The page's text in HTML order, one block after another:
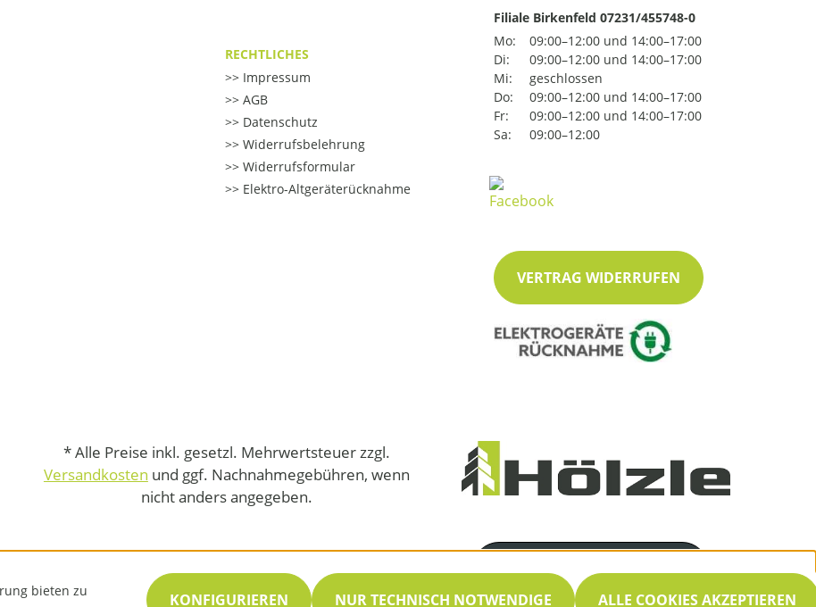
RECHTLICHES
Impressum
AGB
Datenschutz
Widerrufsbelehrung
Widerrufsformular
Elektro-Altgeräterücknahme
Filiale Birkenfeld 07231/455748-0
Mo:
09:00–12:00 und 14:00–17:00
Di:
09:00–12:00 und 14:00–17:00
Mi:
geschlossen
Do:
09:00–12:00 und 14:00–17:00
Fr:
09:00–12:00 und 14:00–17:00
Sa:
09:00–12:00
VERTRAG WIDERRUFEN
* Alle Preise inkl. gesetzl. Mehrwertsteuer zzgl.
Versandkosten und ggf. Nachnahmegebühren, wenn
nicht anders angegeben.
07053 / 8466
bieten zu
NUR TECHNISCH NOTWENDIGE
KONFIGURIEREN ALLE COOKIES AKZEPTIEREN